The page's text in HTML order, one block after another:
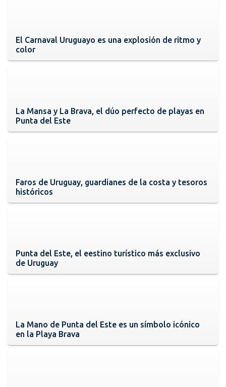
El Carnaval Uruguayo es una explosión de ritmo y
color
La Mansa y La Brava, el dúo perfecto de playas en
Punta del Este
Faros de Uruguay, guardianes de la costa y tesoros
históricos
Punta del Este, el eestino turístico más exclusivo
de Uruguay
La Mano de Punta del Este es un símbolo icónico
en la Playa Brava